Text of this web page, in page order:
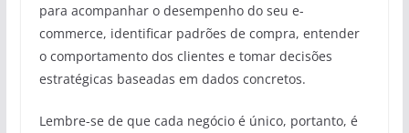
para acompanhar o desempenho do seu e-
commerce, identificar padrões de compra, entender
o comportamento dos clientes e tomar decisões
estratégicas baseadas em dados concretos.
Lembre-se de que cada negócio é único, portanto, é